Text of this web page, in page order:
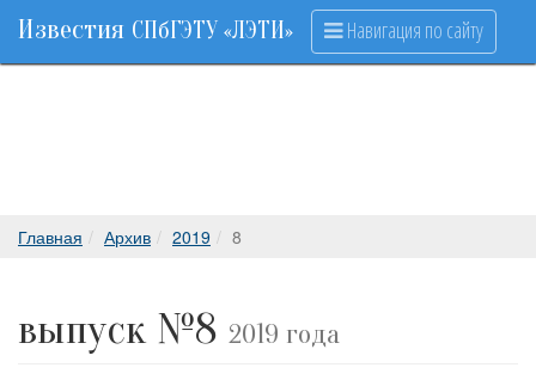
Известия СПбГЭТУ «ЛЭТИ» Навигация по сайту
Главная Архив 2019 8
выпуск №8 2019 года